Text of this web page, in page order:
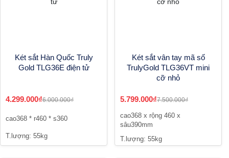
Két sắt Hàn Quốc Truly
Gold TLG36E điện tử
4.299.000₫6.000.000₫
cao368 * r460 * s360
T.lượng: 55kg
Két sắt vân tay mã số
TrulyGold TLG36VT mini
cỡ nhỏ
5.799.000₫7.500.000₫
cao368 x rộng 460 x
sâu390mm
T.lượng: 55kg